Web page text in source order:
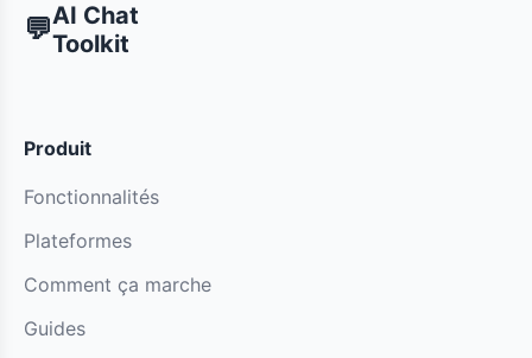
💬AI Chat
Toolkit
Produit
Fonctionnalités
Plateformes
Comment ça marche
Guides